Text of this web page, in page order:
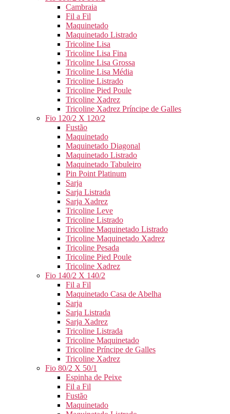
Cambraia
Fil a Fil
Maquinetado
Maquinetado Listrado
Tricoline Lisa
Tricoline Lisa Fina
Tricoline Lisa Grossa
Tricoline Lisa Média
Tricoline Listrado
Tricoline Pied Poule
Tricoline Xadrez
Tricoline Xadrez Príncipe de Galles
Fio 120/2 X 120/2
Fustão
Maquinetado
Maquinetado Diagonal
Maquinetado Listrado
Maquinetado Tabuleiro
Pin Point Platinum
Sarja
Sarja Listrada
Sarja Xadrez
Tricoline Leve
Tricoline Listrado
Tricoline Maquinetado Listrado
Tricoline Maquinetado Xadrez
Tricoline Pesada
Tricoline Pied Poule
Tricoline Xadrez
Fio 140/2 X 140/2
Fil a Fil
Maquinetado Casa de Abelha
Sarja
Sarja Listrada
Sarja Xadrez
Tricoline Listrada
Tricoline Maquinetado
Tricoline Príncipe de Galles
Tricoline Xadrez
Fio 80/2 X 50/1
Espinha de Peixe
Fil a Fil
Fustão
Maquinetado